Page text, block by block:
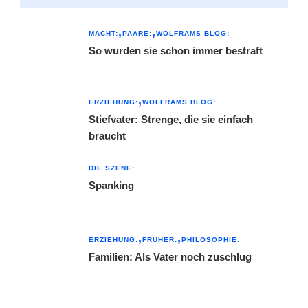
MACHT: PAARE: WOLFRAMS BLOG:
So wurden sie schon immer bestraft
ERZIEHUNG: WOLFRAMS BLOG:
Stiefvater: Strenge, die sie einfach
braucht
DIE SZENE:
Spanking
ERZIEHUNG: FRÜHER: PHILOSOPHIE:
Familien: Als Vater noch zuschlug